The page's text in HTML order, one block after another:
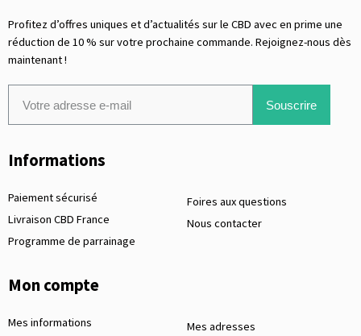
Profitez d’offres uniques et d’actualités sur le CBD avec en prime une
réduction de 10 % sur votre prochaine commande. Rejoignez-nous dès
maintenant !
Souscrire
Informations
Paiement sécurisé
Livraison CBD France
Programme de parrainage
Foires aux questions
Nous contacter
Mon compte
Mes informations
Mes adresses